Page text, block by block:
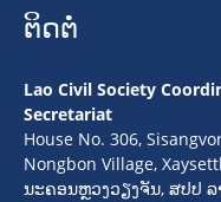
ຕິດຕໍ່
Lao Civil Society
Secretariat
House No. 306,
Nongbon Village,
ນະຄອນຫຼວງວຽງຈັນ, ສປປ ລ